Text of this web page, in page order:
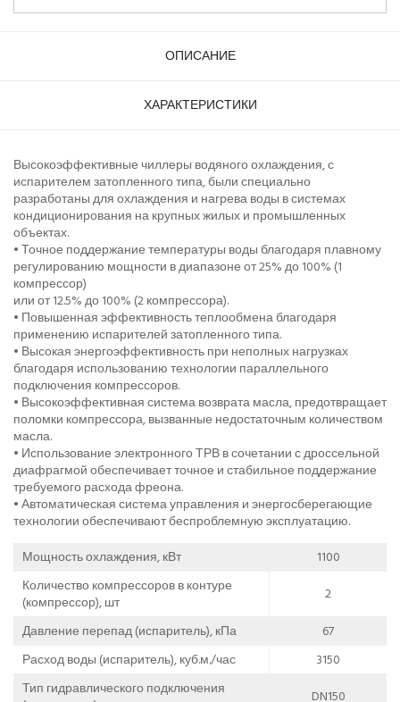
ОПИСАНИЕ
ХАРАКТЕРИСТИКИ
Высокоэффективные чиллеры водяного охлаждения, с
испарителем затопленного типа, были специально
разработаны для охлаждения и нагрева воды в системах
кондиционирования на крупных жилых и промышленных
объектах.
• Точное поддержание температуры воды благодаря плавному
регулированию мощности в диапазоне от 25% до 100% (1
компрессор)
или от 12.5% до 100% (2 компрессора).
• Повышенная эффективность теплообмена благодаря
применению испарителей затопленного типа.
• Высокая энергоэффективность при неполных нагрузках
благодаря использованию технологии параллельного
подключения компрессоров.
• Высокоэффективная система возврата масла, предотвращает
поломки компрессора, вызванные недостаточным количеством
масла.
• Использование электронного ТРВ в сочетании с дроссельной
диафрагмой обеспечивает точное и стабильное поддержание
требуемого расхода фреона.
• Автоматическая система управления и энергосберегающие
технологии обеспечивают беспроблемную эксплуатацию.
Мощность охлаждения, кВт
1100
Количество компрессоров в контуре
(компрессор), шт
2
Давление перепад (испаритель), кПа
67
Расход воды (испаритель), куб.м./час
3150
Тип гидравлического подключения
DN150